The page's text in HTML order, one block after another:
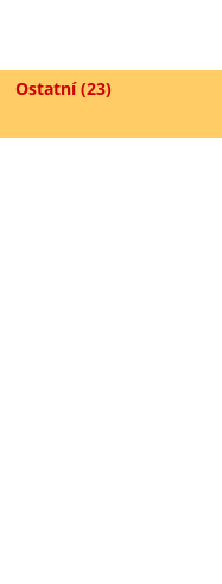
Ostatní (23)